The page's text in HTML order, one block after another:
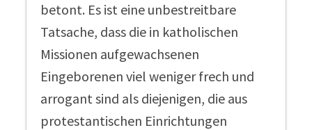
betont. Es ist eine unbestreitbare
Tatsache, dass die in katholischen
Missionen aufgewachsenen
Eingeborenen viel weniger frech und
arrogant sind als diejenigen, die aus
protestantischen Einrichtungen